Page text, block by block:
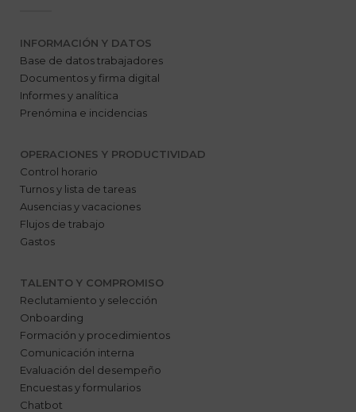
INFORMACIÓN Y DATOS
Base de datos trabajadores
Documentos y firma digital
Informes y analítica
Prenómina e incidencias
OPERACIONES Y PRODUCTIVIDAD
Control horario
Turnos y lista de tareas
Ausencias y vacaciones
Flujos de trabajo
Gastos
TALENTO Y COMPROMISO
Reclutamiento y selección
Onboarding
Formación y procedimientos
Comunicación interna
Evaluación del desempeño
Encuestas y formularios
Chatbot